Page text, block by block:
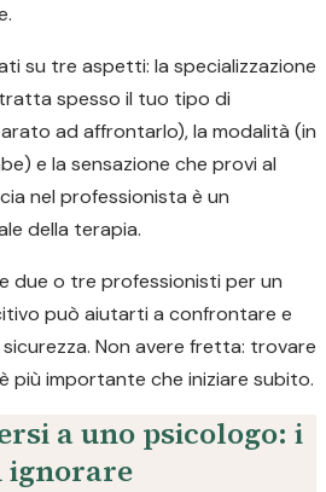
su tre aspetti: la specializzazione
spesso il tuo tipo di
ad affrontarlo), la modalità (in
e la sensazione che provi al
nel professionista è un
della terapia.
due o tre professionisti per un
può aiutarti a confrontare e
Non avere fretta: trovare
più importante che iniziare subito.
a uno psicologo: i
ignorare